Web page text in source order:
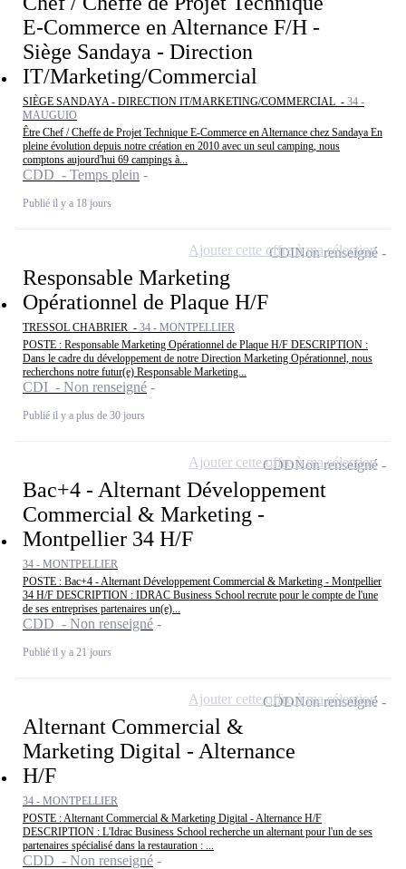
E-Commerce en Alternance F/H -
Siège Sandaya - Direction
IT/Marketing/Commercial
SIÈGE SANDAYA - DIRECTION IT/MARKETING/COMMERCIAL - 34 -
MAUGUIO
Être Chef / Cheffe de Projet Technique E-Commerce en Alternance chez Sandaya En
pleine évolution depuis notre création en 2010 avec un seul camping, nous
comptons aujourd'hui 69 campings à...
CDD - Temps plein
Publié il y a 18 jours
Responsable Marketing
Opérationnel de Plaque H/F
TRESSOL CHABRIER - 34 - MONTPELLIER
POSTE : Responsable Marketing Opérationnel de Plaque H/F DESCRIPTION :
Dans le cadre du développement de notre Direction Marketing Opérationnel, nous
recherchons notre futur(e) Responsable Marketing...
CDI - Non renseigné
Publié il y a plus de 30 jours
CDINon renseigné
Ajouter cette offre à ma sélection
Bac+4 - Alternant Développement
Commercial & Marketing -
Montpellier 34 H/F
34 - MONTPELLIER
POSTE : Bac+4 - Alternant Développement Commercial & Marketing - Montpellier
34 H/F DESCRIPTION : IDRAC Business School recrute pour le compte de l'une
de ses entreprises partenaires un(e)...
CDD - Non renseigné
Publié il y a 21 jours
CDDNon renseigné
Ajouter cette offre à ma sélection
Alternant Commercial &
Marketing Digital - Alternance
H/F
34 - MONTPELLIER
POSTE : Alternant Commercial & Marketing Digital - Alternance H/F
DESCRIPTION : L'Idrac Business School recherche un alternant pour l'un de ses
partenaires spécialisé dans la restauration : ...
CDD - Non renseigné
CDDNon renseigné
Ajouter cette offre à ma sélection